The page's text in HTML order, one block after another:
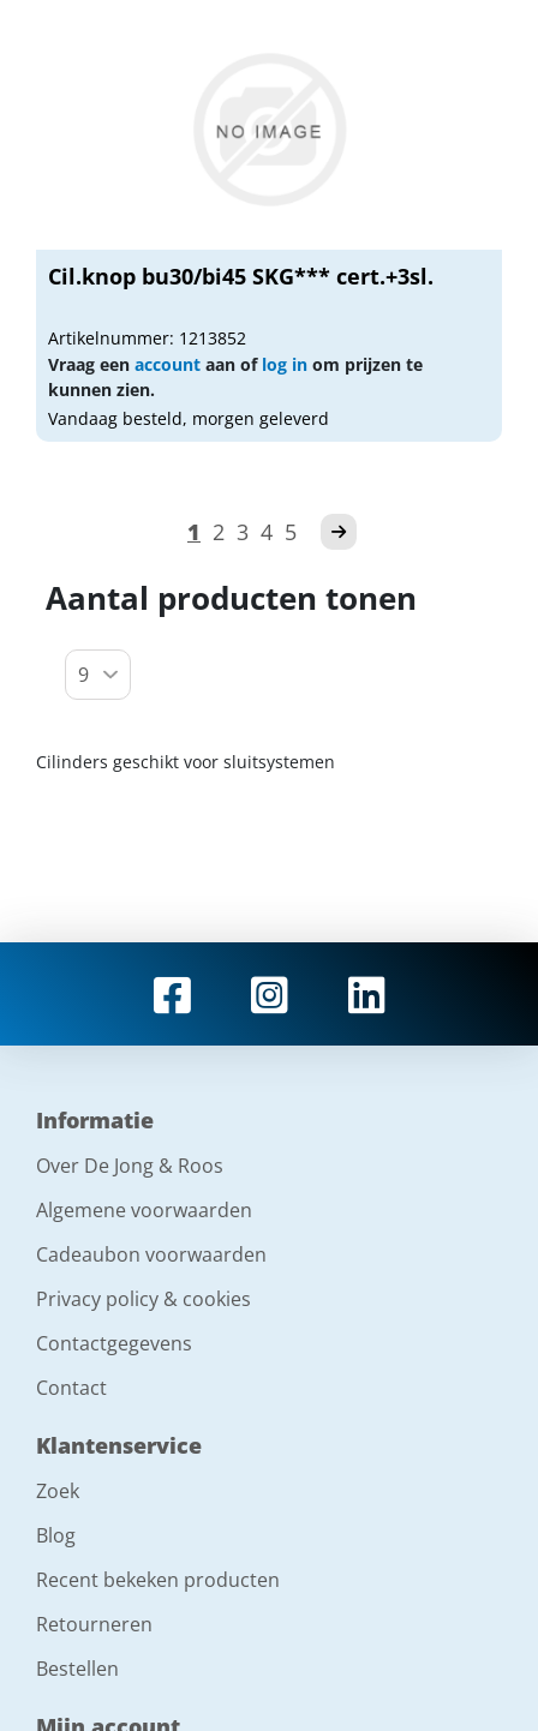
Cil.knop bu30/bi45 SKG*** cert.+3sl.
Artikelnummer: 1213852
Vraag een account aan of log in om prijzen te
kunnen zien.
Vandaag besteld, morgen geleverd
1 2 3 4 5
Aantal producten tonen
Cilinders geschikt voor sluitsystemen
Informatie
Over De Jong & Roos
Algemene voorwaarden
Cadeaubon voorwaarden
Privacy policy & cookies
Contactgegevens
Contact
Klantenservice
Zoek
Blog
Recent bekeken producten
Retourneren
Bestellen